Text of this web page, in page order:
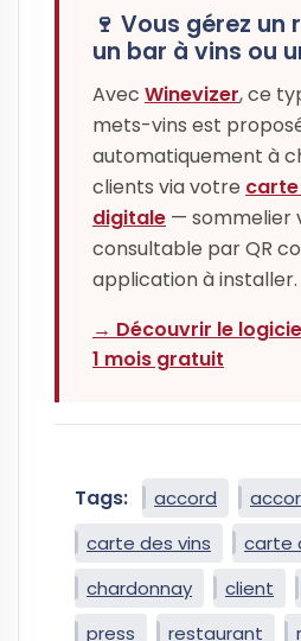
🍷 Vous gérez
un bar à vins ou
Avec Winevizer, ce
mets-vins est
automatiquement à
clients via votre
digitale — sommelier
consultable par QR
application à installer.
→ Découvrir le
1 mois gratuit
Tags: accord
carte des vins
carte
chardonnay
client
press
restaurant